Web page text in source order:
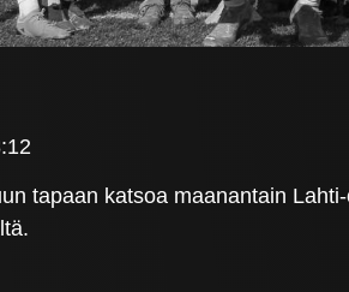
tapaan katsoa maanantain